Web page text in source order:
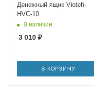
Денежный ящик Vioteh-
HVC-10
В наличии
3 010 ₽
В КОРЗИНУ